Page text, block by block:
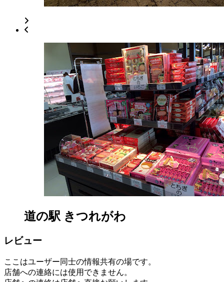
道の駅 きつれがわ
レビュー
ここはユーザー同士の情報共有の場です。
店舗への連絡には使用できません。